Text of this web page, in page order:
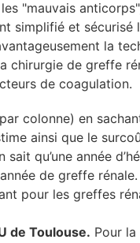
"mauvais
simplifié et sécurisé
la
chirurgie de greffe
de coagulation.
colonne) en sachant
ainsi que le
qu’une année
de greffe
pour les greffes
de Toulouse. Pour